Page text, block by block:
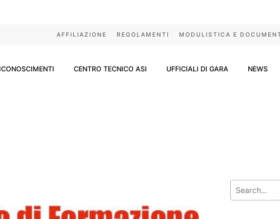
AFFILIAZIONE REGOLAMENTI MODULISTICA E
CENTRO TECNICO ASI UFFICIALI DI GARA NEWS